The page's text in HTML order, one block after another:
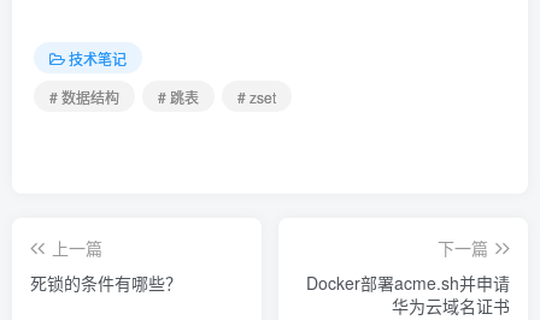
技术笔记
# 数据结构
# 跳表 # zset
上一篇
死锁的条件有哪些？
下一篇
Docker部署acme.sh并申请
华为云域名证书